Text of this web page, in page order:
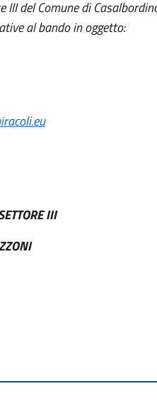
III del Comune di
al bando in oggetto:
III